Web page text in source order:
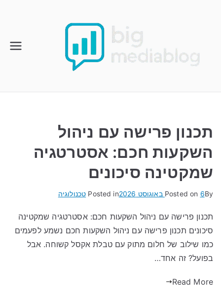
תכנון פרישה עם ניהול
השקעות חכם: אסטרטגיה
שמקטינה סיכונים
By
Posted on 6 באוגוסט 2026 Posted in טכנולוגיה
תכנון פרישה עם ניהול השקעות חכם: אסטרטגיה שמקטינה
סיכונים תכנון פרישה עם ניהול השקעות חכם נשמע לפעמים
כמו שילוב של חלום מתוק עם טבלת אקסל קשוחה. אבל
בפועל? זה אחד…
Read More